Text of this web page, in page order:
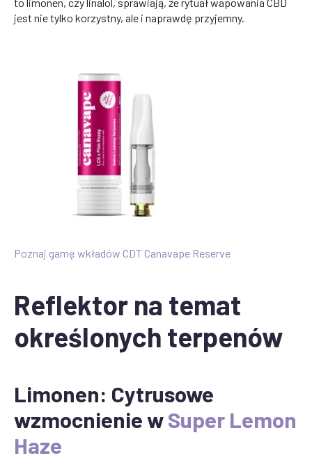
jest nie tylko korzystny, ale i naprawdę przyjemny.
Poznaj gamę wkładów CDT Canavape Reserve
Reflektor na temat
określonych terpenów
Limonen: Cytrusowe
wzmocnienie wSuper Lemon
Haze